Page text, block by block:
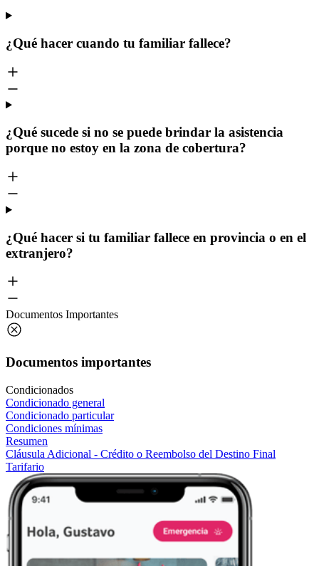
¿Qué hacer cuando tu familiar fallece?
¿Qué sucede si no se puede brindar la asistencia
porque no estoy en la zona de cobertura?
¿Qué hacer si tu familiar fallece en provincia o en el
extranjero?
Documentos Importantes
Documentos importantes
Condicionados
Condicionado general
Condicionado particular
Condiciones mínimas
Resumen
Cláusula Adicional - Crédito o Reembolso del Destino Final
Tarifario